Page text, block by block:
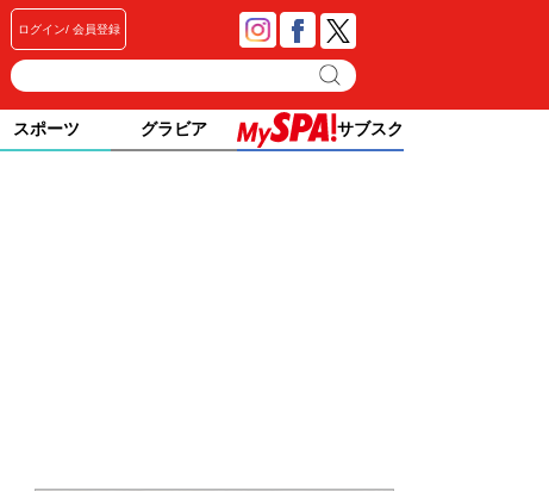
ログイン 会員登録
スポーツ グラビア サブスク